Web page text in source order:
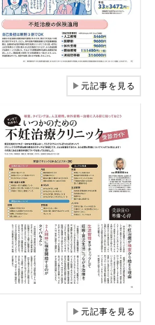
▶元記事を見る
▶元記事を見る